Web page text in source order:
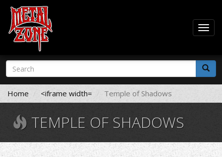
Skip
main
content
Search
form
Search
Home <iframe width= Temple of Shadows
TEMPLE OF SHADOWS